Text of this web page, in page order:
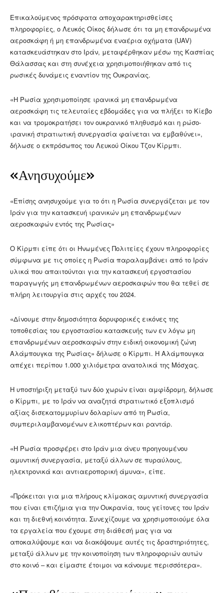
Επικαλούμενος πρόσφατα αποχαρακτηρισθείσες
πληροφορίες, ο Λευκός Οίκος δήλωσε ότι τα μη επανδρωμένα
αεροσκάφη ή μη επανδρωμένα εναέρια οχήματα (UAV)
κατασκευάστηκαν στο Ιράν, μεταφέρθηκαν μέσω της Κασπίας
Θάλασσας και στη συνέχεια χρησιμοποιήθηκαν από τις
ρωσικές δυνάμεις εναντίον της Ουκρανίας.
«Η Ρωσία χρησιμοποίησε ιρανικά μη επανδρωμένα
αεροσκάφη τις τελευταίες εβδομάδες για να πλήξει το Κίεβο
και να τρομοκρατήσει τον ουκρανικό πληθυσμό και η ρώσο-
ιρανική στρατιωτική συνεργασία φαίνεται να εμβαθύνει»,
δήλωσε ο εκπρόσωπος του Λευκού Οίκου Τζον Κίρμπι.
«Ανησυχούμε»
«Επίσης ανησυχούμε για το ότι η Ρωσία συνεργάζεται με τον
Ιράν για την κατασκευή ιρανικών μη επανδρωμένων
αεροσκαφών εντός της Ρωσίας»
Ο Κίρμπι είπε ότι οι Ηνωμένες Πολιτείες έχουν πληροφορίες
σύμφωνα με τις οποίες η Ρωσία παραλαμβάνει από το Ιράν
υλικά που απαιτούνται για την κατασκευή εργοστασίου
παραγωγής μη επανδρωμένων αεροσκαφών που θα τεθεί σε
πλήρη λειτουργία στις αρχές του 2024.
«Δίνουμε στην δημοσιότητα δορυφορικές εικόνες της
τοποθεσίας του εργοστασίου κατασκευής των εν λόγω μη
επανδρωμένων αεροσκαφών στην ειδική οικονομική ζώνη
Αλάμπουγκα της Ρωσίας» δήλωσε ο Κίρμπι. Η Αλάμπουγκα
απέχει περίπου 1.000 χιλιόμετρα ανατολικά της Μόσχας.
Η υποστήριξη μεταξύ των δύο χωρών είναι αμφίδρομη, δήλωσε
ο Κίρμπι, με το Ιράν να αναζητά στρατιωτικό εξοπλισμό
αξίας δισεκατομμυρίων δολαρίων από τη Ρωσία,
συμπεριλαμβανομένων ελικοπτέρων και ραντάρ.
«Η Ρωσία προσφέρει στο Ιράν μια άνευ προηγουμένου
αμυντική συνεργασία, μεταξύ άλλων σε πυραύλους,
ηλεκτρονικά και αντιαεροπορική άμυνα», είπε.
«Πρόκειται για μια πλήρους κλίμακας αμυντική συνεργασία
που είναι επιζήμια για την Ουκρανία, τους γείτονες του Ιράν
και τη διεθνή κοινότητα. Συνεχίζουμε να χρησιμοποιούμε όλα
τα εργαλεία που έχουμε στη διάθεσή μας για να
αποκαλύψουμε και να διακόψουμε αυτές τις δραστηριότητες,
μεταξύ άλλων με την κοινοποίηση των πληροφοριών αυτών
στο κοινό – και είμαστε έτοιμοι να κάνουμε περισσότερα».